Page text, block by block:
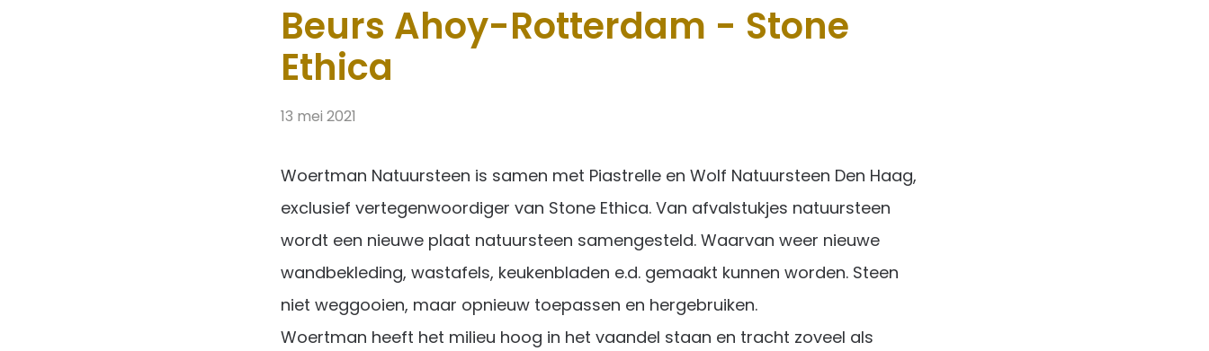
Beurs Ahoy-Rotterdam - Stone
Ethica
13 mei 2021
Woertman Natuursteen is samen met Piastrelle en Wolf Natuursteen Den Haag,
exclusief vertegenwoordiger van Stone Ethica. Van afvalstukjes natuursteen
wordt een nieuwe plaat natuursteen samengesteld. Waarvan weer nieuwe
wandbekleding, wastafels, keukenbladen e.d. gemaakt kunnen worden. Steen
niet weggooien, maar opnieuw toepassen en hergebruiken.
Woertman heeft het milieu hoog in het vaandel staan en tracht zoveel als